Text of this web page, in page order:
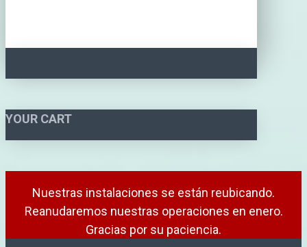
YOUR CART
Nuestras instalaciones se están reubicando.
Reanudaremos nuestras operaciones en enero.
Gracias por su paciencia.